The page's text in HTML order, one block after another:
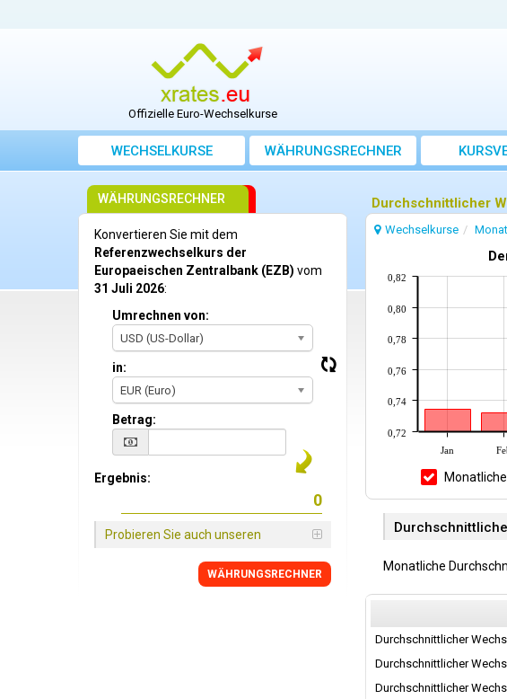
Offizielle Euro-Wechselkurse
WECHSELKURSE WÄHRUNGSRECHNER
Durchschnittlicher
Wechselkurse
Jan
0,72
0,74
0,76
0,78
0,80
0,82
Monatliche
Durchschnittlicher
Durchschnittlicher
Durchschnittlicher
WÄHRUNGSRECHNER
Konvertieren Sie mit dem
Referenzwechselkurs der
Europaeischen Zentralbank (EZB) vom
31 Juli 2026:
Umrechnen von:
USD (US-Dollar)
in:
EUR (Euro)
Betrag:
Ergebnis:
Probieren Sie auch unseren
WÄHRUNGSRECHNER